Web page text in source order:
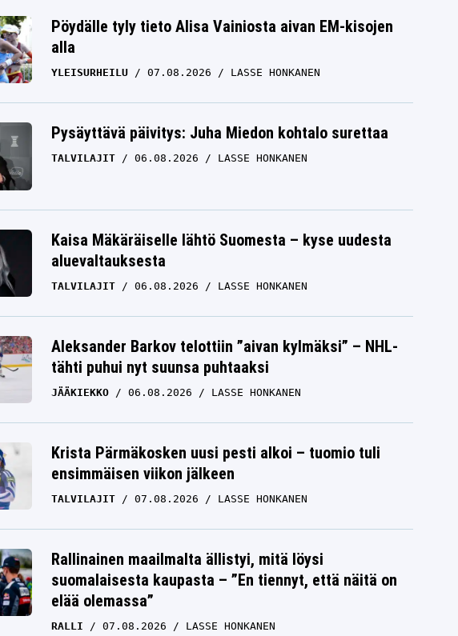
23.07.2024
NHL-ottelussa näki
NEW JERSEY DEVILS
04.04.2024
Pöydälle tyly tieto Alisa Vainiosta aivan EM-kisojen
alla
YLEISURHEILU 07.08.2026 LASSE HONKANEN
Pysäyttävä päivitys: Juha Miedon kohtalo surettaa
TALVILAJIT 06.08.2026 LASSE HONKANEN
Kaisa Mäkäräiselle lähtö Suomesta – kyse uudesta
aluevaltauksesta
TALVILAJIT 06.08.2026 LASSE HONKANEN
Aleksander Barkov telottiin ”aivan kylmäksi” – NHL-
tähti puhui nyt suunsa puhtaaksi
JÄÄKIEKKO 06.08.2026 LASSE HONKANEN
Krista Pärmäkosken uusi pesti alkoi – tuomio tuli
ensimmäisen viikon jälkeen
TALVILAJIT 07.08.2026 LASSE HONKANEN
Rallinainen maailmalta ällistyi, mitä löysi
suomalaisesta kaupasta – ”En tiennyt, että näitä on
elää olemassa”
RALLI 07.08.2026 LASSE HONKANEN